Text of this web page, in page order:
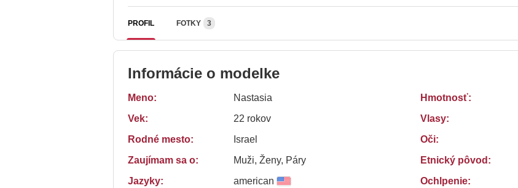
PROFIL FOTKY 3
Informácie o modelke
Meno:
Nastasia
Vek:
22 rokov
Rodné mesto:
Israel
Zaujímam sa o:
Muži, Ženy, Páry
Jazyky:
american
Hmotnosť:
Vlasy:
Oči:
Etnický pôvod:
Ochlpenie: